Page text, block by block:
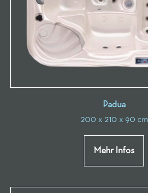
Padua
200 x 210 x 90 cm
Mehr Infos